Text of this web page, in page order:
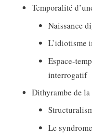
Temporalité
Naissance
L’idiotisme
Espace-
interrogatif
Dithyrambe de
Le